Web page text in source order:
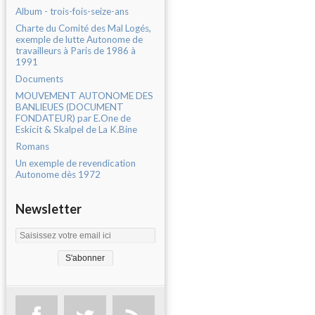
Album - trois-fois-seize-ans
Charte du Comité des Mal Logés,
exemple de lutte Autonome de
travailleurs à Paris de 1986 à
1991
Documents
MOUVEMENT AUTONOME DES
BANLIEUES (DOCUMENT
FONDATEUR) par E.One de
Eskicit & Skalpel de La K.Bine
Romans
Un exemple de revendication
Autonome dès 1972
Newsletter